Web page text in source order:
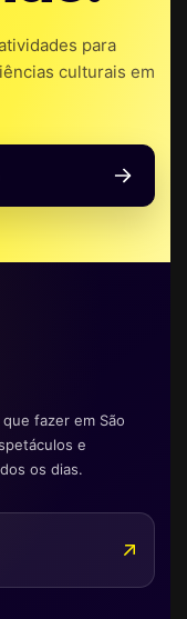
para
culturais em
fazer em São
e
os dias.